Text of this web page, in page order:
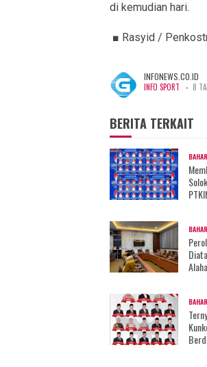
di kemudian hari.
■ Rasyid /
INFONEWS.CO.ID
INFO SPORT - 8
BERITA TERKAIT